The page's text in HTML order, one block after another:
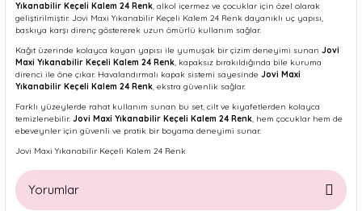
Yıkanabilir Keçeli Kalem 24 Renk, alkol içermez ve çocuklar için özel olarak
geliştirilmiştir. Jovi Maxi Yıkanabilir Keçeli Kalem 24 Renk dayanıklı uç yapısı,
baskıya karşı direnç göstererek uzun ömürlü kullanım sağlar.
Kağıt üzerinde kolayca kayan yapısı ile yumuşak bir çizim deneyimi sunan Jovi
Maxi Yıkanabilir Keçeli Kalem 24 Renk, kapaksız bırakıldığında bile kuruma
direnci ile öne çıkar. Havalandırmalı kapak sistemi sayesinde Jovi Maxi
Yıkanabilir Keçeli Kalem 24 Renk, ekstra güvenlik sağlar.
Farklı yüzeylerde rahat kullanım sunan bu set, cilt ve kıyafetlerden kolayca
temizlenebilir. Jovi Maxi Yıkanabilir Keçeli Kalem 24 Renk, hem çocuklar hem de
ebeveynler için güvenli ve pratik bir boyama deneyimi sunar.
Jovi Maxi Yıkanabilir Keçeli Kalem 24 Renk
Yorumlar